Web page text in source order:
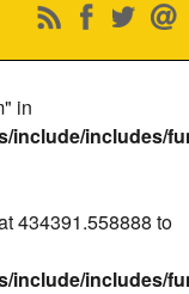
in
include/includes/
434391.558888 to
include/includes/